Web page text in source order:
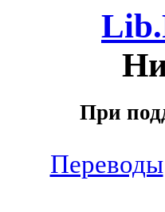
При
Переводы